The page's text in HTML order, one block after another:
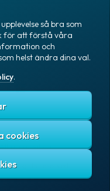
Skapa konto
Allmänna villkor
All rights reserved.
så bra som
för att förstå våra
och
helst ändra dina val.
.
cookies